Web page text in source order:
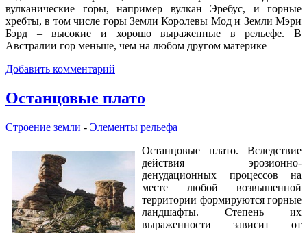
вулканические горы, например вулкан Эребус, и горные
хребты, в том числе горы Земли Королевы Мод и Земли Мэри
Бэрд – высокие и хорошо выраженные в рельефе. В
Австралии гор меньше, чем на любом другом материке
Добавить комментарий
Останцовые плато
Строение земли - Элементы рельефа
Останцовые плато. Вследствие
действия эрозионно-
денудационных процессов на
месте любой возвышенной
территории формируются горные
ландшафты. Степень их
выраженности зависит от